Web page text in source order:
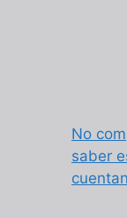
No
saber